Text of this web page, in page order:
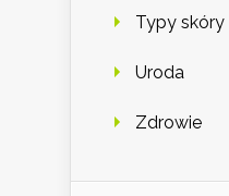
Typy
Uroda
Zdrowie